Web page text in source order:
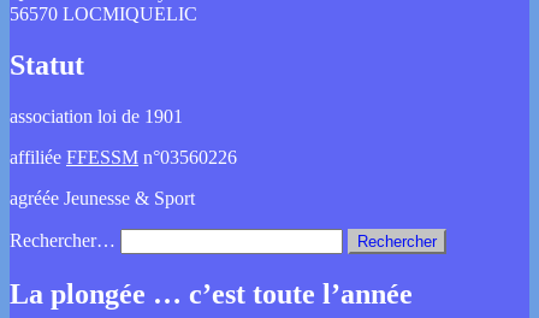
56570 LOCMIQUELIC
Statut
association loi de 1901
affiliée FFESSM n°03560226
agréée Jeunesse & Sport
Rechercher…
La plongée … c’est toute l’année